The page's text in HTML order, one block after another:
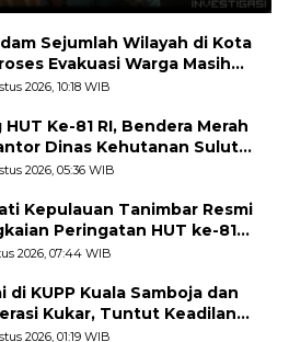
Sejumlah Wilayah di Kota
Evakuasi Warga Masih
2026, 10:18 WIB
Ke-81 RI, Bendera Merah
Dinas Kehutanan Sulut
2026, 05:36 WIB
Kepulauan Tanimbar Resmi
Peringatan HUT ke-81
RI, ASN Diajak Perkuat
2026, 07:44 WIB
di KUPP Kuala Samboja dan
Kukar, Tuntut Keadilan
Kerja yang Adil
2026, 01:19 WIB